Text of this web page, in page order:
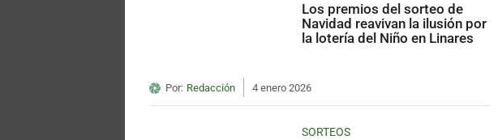
Los premios del sorteo de
Navidad reavivan la ilusión por
la lotería del Niño en Linares
Por: Redacción 4 enero 2026
SORTEOS